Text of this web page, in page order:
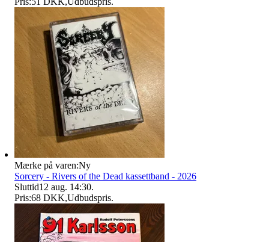
Mærke på varen:Ny
Sorcery - Rivers of the Dead kassettband - 2026
Sluttid12 aug. 14:30.
Pris:68 DKK,Udbudspris.